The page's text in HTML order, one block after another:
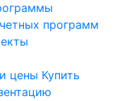
программ
цены Купить